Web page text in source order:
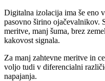
Digitalna izolacija ima še eno
pasovno širino ojačevalnikov.
meritve, manj šuma, brez
kakovost signala.
Za manj zahtevne meritve in
voljo tudi v diferencialni
napajanja.